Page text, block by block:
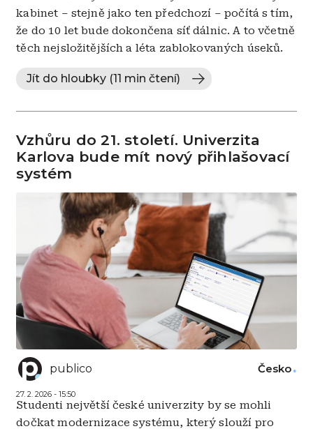
kabinet – stejně jako ten předchozí – počítá s tím,
že do 10 let bude dokončena síť dálnic. A to včetně
těch nejsložitějších a léta zablokovaných úseků.
Jít do hloubky (11 min čtení)
Vzhůru do 21. století. Univerzita
Karlova bude mít nový přihlašovací
systém
publico
27. 2. 2026 - 15:50
Česko
Studenti největší české univerzity by se mohli
dočkat modernizace systému, který slouží pro